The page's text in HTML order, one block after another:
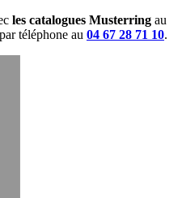
les catalogues Musterring au
téléphone au 04 67 28 71 10.